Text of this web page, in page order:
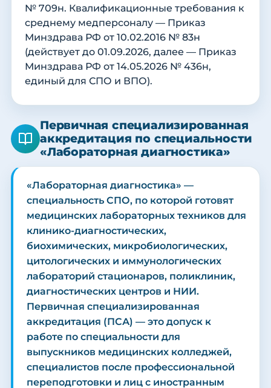
№ 709н. Квалификационные требования к
среднему медперсоналу — Приказ
Минздрава РФ от 10.02.2016 № 83н
(действует до 01.09.2026, далее — Приказ
Минздрава РФ от 14.05.2026 № 436н,
единый для СПО и ВПО).
Первичная специализированная
аккредитация по специальности
«Лабораторная диагностика»
«Лабораторная диагностика» —
специальность СПО, по которой готовят
медицинских лабораторных техников для
клинико-диагностических,
биохимических, микробиологических,
цитологических и иммунологических
лабораторий стационаров, поликлиник,
диагностических центров и НИИ.
Первичная специализированная
аккредитация (ПСА) — это допуск к
работе по специальности для
выпускников медицинских колледжей,
специалистов после профессиональной
переподготовки и лиц с иностранным